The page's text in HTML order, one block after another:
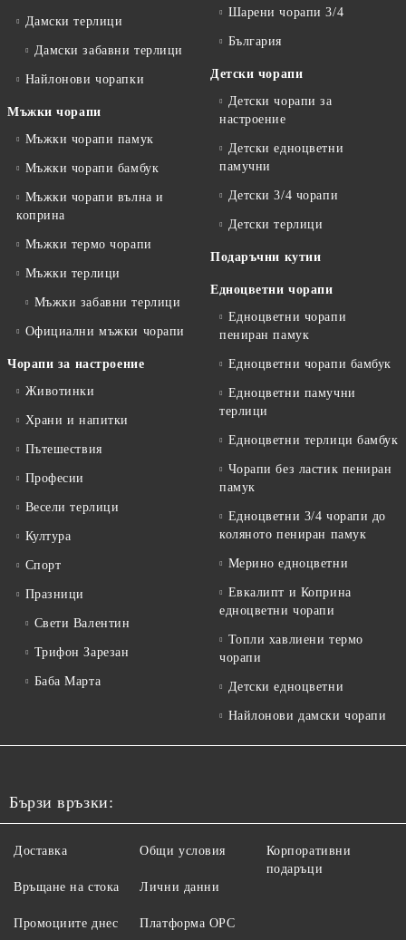
Дамски терлици
Дамски забавни терлици
Найлонови чорапки
Мъжки чорапи
Мъжки чорапи памук
Мъжки чорапи бамбук
Мъжки чорапи вълна и
коприна
Мъжки термо чорапи
Мъжки терлици
Мъжки забавни терлици
Официални мъжки чорапи
Чорапи за настроение
Животинки
Храни и напитки
Пътешествия
Професии
Весели терлици
Култура
Спорт
Празници
Свети Валентин
Трифон Зарезан
Баба Марта
Шарени чорапи 3/4
България
Детски чорапи
Детски чорапи за
настроение
Детски едноцветни
памучни
Детски 3/4 чорапи
Детски терлици
Подаръчни кутии
Едноцветни чорапи
Едноцветни чорапи
пениран памук
Едноцветни чорапи бамбук
Едноцветни памучни
терлици
Едноцветни терлици бамбук
Чорапи без ластик пениран
памук
Едноцветни 3/4 чорапи до
коляното пениран памук
Мерино едноцветни
Евкалипт и Коприна
едноцветни чорапи
Топли хавлиени термо
чорапи
Детски едноцветни
Найлонови дамски чорапи
Бързи връзки:
Доставка
Връщане на стока
Промоциите днес
Общи условия
Лични данни
Платформа ОРС
Корпоративни
подаръци